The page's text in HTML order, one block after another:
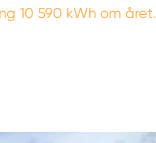
10 590 kWh om året.